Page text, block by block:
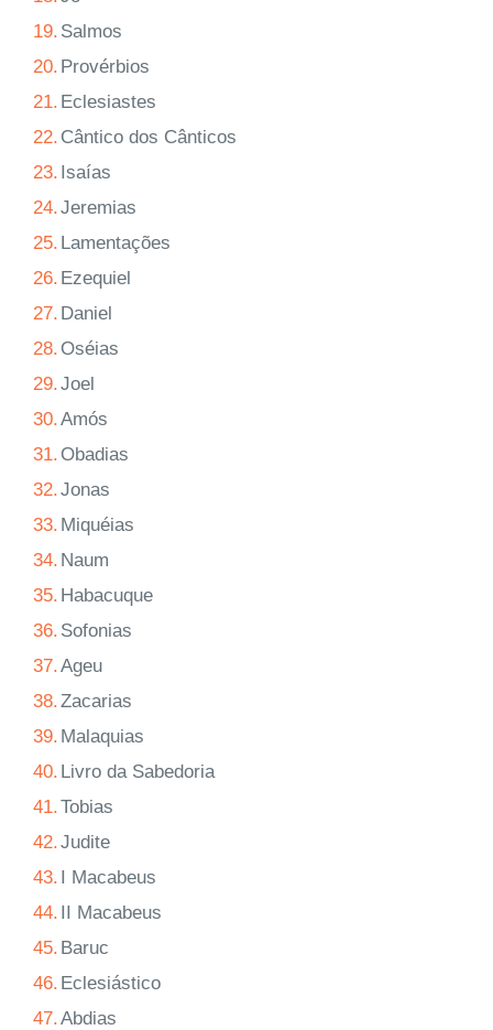
19. Salmos
20. Provérbios
21. Eclesiastes
22. Cântico dos Cânticos
23. Isaías
24.Jeremias
25. Lamentações
26. Ezequiel
27. Daniel
28. Oséias
29.Joel
30.Amós
31. Obadias
32.Jonas
33. Miquéias
34. Naum
35. Habacuque
36. Sofonias
37.Ageu
38.Zacarias
39. Malaquias
40. Livro da Sabedoria
41.Tobias
42.Judite
43. I Macabeus
44. II Macabeus
45. Baruc
46. Eclesiástico
47.Abdias